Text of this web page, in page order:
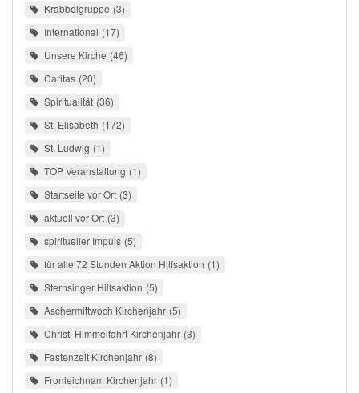
Krabbelgruppe 3
International 17
Unsere Kirche 46
Caritas 20
Spiritualität 36
St. Elisabeth 172
St. Ludwig 1
TOP Veranstaltung 1
Startseite vor Ort 3
aktuell vor Ort 3
spiritueller Impuls 5
für alle 72 Stunden Aktion Hilfsaktion 1
Sternsinger Hilfsaktion 5
Aschermittwoch Kirchenjahr 5
Christi Himmelfahrt Kirchenjahr 3
Fastenzeit Kirchenjahr 8
Fronleichnam Kirchenjahr 1